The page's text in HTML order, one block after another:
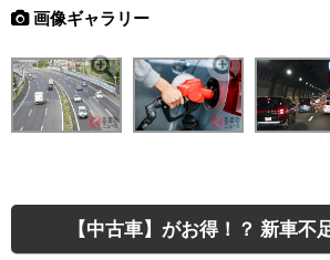
画像ギャラリー
【中古車】がお得！？ 新車不